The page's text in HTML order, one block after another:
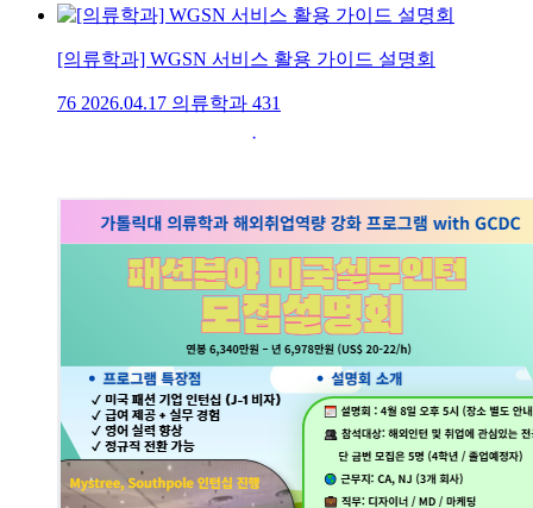
[의류학과] WGSN 서비스 활용 가이드 설명회
76 2026.04.17 의류학과 431